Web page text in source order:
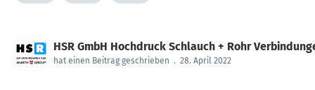
HSR GmbH Hochdruck Schlauch + Rohr
hat einen Beitrag geschrieben . 28. April 2022